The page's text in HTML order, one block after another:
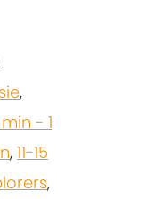
,
- 1
, 11-15
,